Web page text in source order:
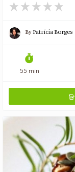
ByPatrícia Borges
55 min
